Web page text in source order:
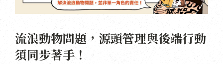
流浪動物問題，源頭管理與後端行動
須同步著手！